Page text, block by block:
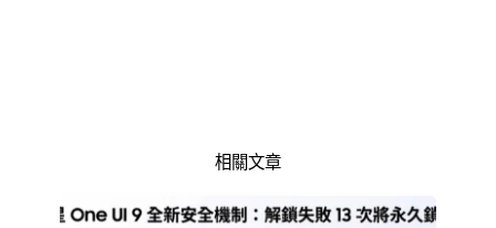
相關文章